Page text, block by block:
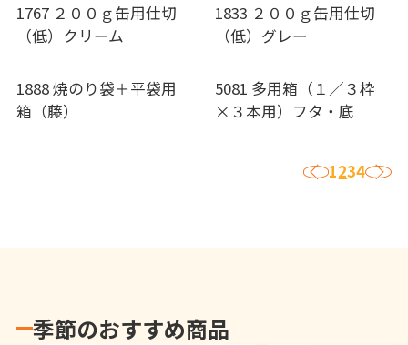
1767 ２００ｇ缶用仕切
（低）クリーム
1833 ２００ｇ缶用仕切
（低）グレー
1888 焼のり袋＋平袋用
箱（藤）
5081 多用箱（１／３枠
×３本用）フタ・底
‹ 1234 ›
季節のおすすめ商品